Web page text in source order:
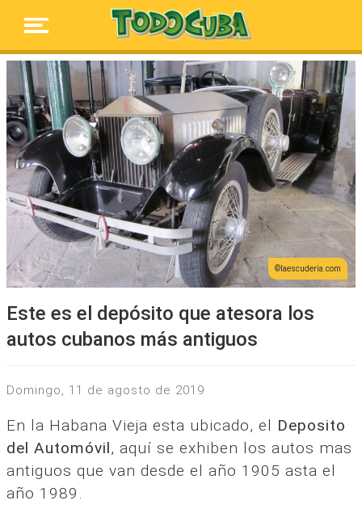
laescuderia.com
Este es el depósito que atesora los
autos cubanos más antiguos
domingo, 11 de agosto de 2019
En la Habana Vieja esta ubicado, el Deposito
del Automóvil, aquí se exhiben los autos mas
antiguos que van desde el año 1905 asta el
año 1989.